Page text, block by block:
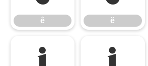
ê ë